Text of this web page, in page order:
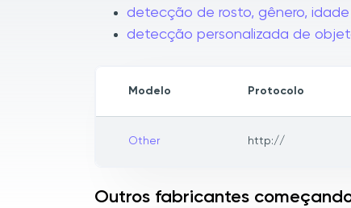
detecção de rosto, gênero, idade
detecção personalizada de
Modelo Protocolo
Other http://
Outros fabricantes